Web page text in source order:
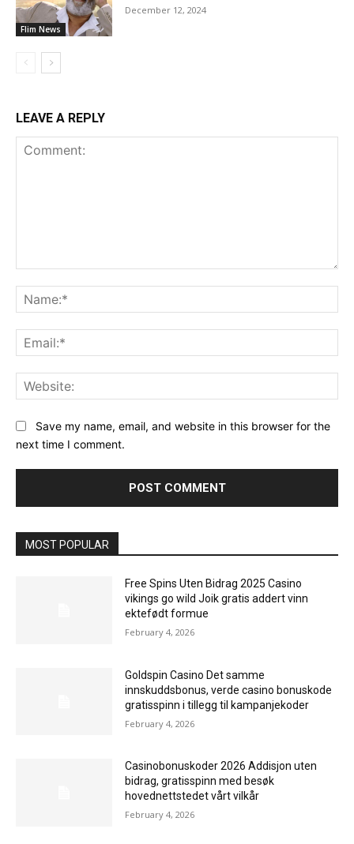
Flim News
December 12, 2024
LEAVE A REPLY
Save my name, email, and website in this browser for the
next time I comment.
MOST POPULAR
Free Spins Uten Bidrag 2025 Casino
vikings go wild Joik gratis addert vinn
ektefødt formue
February 4, 2026
Goldspin Casino Det samme
innskuddsbonus, verde casino bonuskode
gratisspinn i tillegg til kampanjekoder
February 4, 2026
Casinobonuskoder 2026 Addisjon uten
bidrag, gratisspinn med besøk
hovednettstedet vårt vilkår
February 4, 2026